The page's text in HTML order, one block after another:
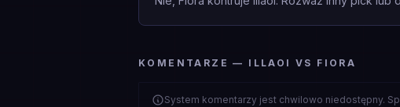
KOMENTARZE — ILLAOI VS FIORA
System komentarzy jest chwilowo niedostępny.